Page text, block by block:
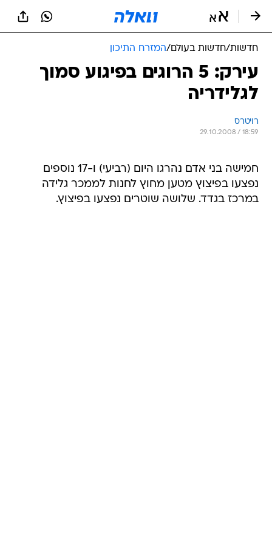
חדשות/חדשות בעולם/המזרח התיכון
עירק: 5 הרוגים בפיגוע סמוך
לגלידריה
רויטרס
29.10.2008 / 18:59
חמישה בני אדם נהרגו היום (רביעי) ו-17 נוספים
נפצעו בפיצוץ מטען מחוץ לחנות לממכר גלידה
במרכז בגדד. שלושה שוטרים נפצעו בפיצוץ.